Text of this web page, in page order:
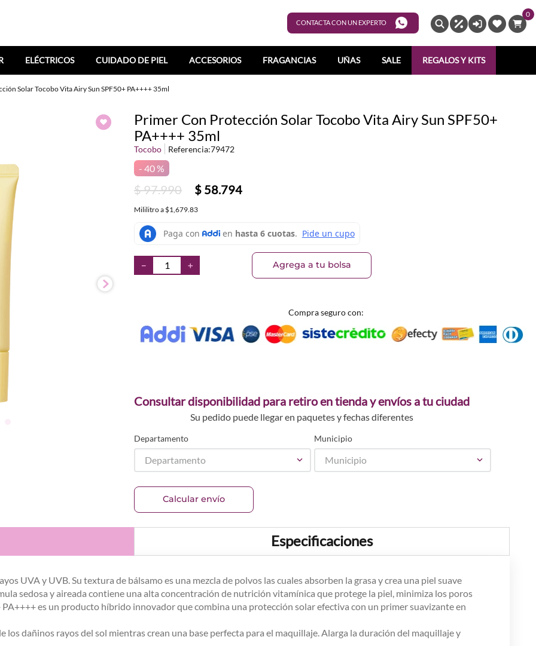
CONTACTA CON UN EXPERTO
0
ELÉCTRICOS CUIDADO DE PIEL ACCESORIOS FRAGANCIAS UÑAS SALE REGALOS Y KITS
Solar Tocobo Vita Airy Sun SPF50+ PA++++ 35ml
Primer Con Protección Solar Tocobo Vita Airy Sun SPF50+
PA++++ 35ml
Tocobo Referencia:79472
40 %
$97.990 $ 58.794
Mililitroa $1,679.83
＋
－ Agrega a tu bolsa
Compra seguro con:
Consultar disponibilidad para retiro en tienda y envíos a tu ciudad
Su pedido puede llegar en paquetes y fechas diferentes
Departamento
Departamento
Municipio
Municipio
Calcular envío
Especificaciones
UVA y UVB. Su textura de bálsamo es una mezcla de polvos las cuales absorben la grasa y crea una piel suave
sedosa y aireada contiene una alta concentración de nutrición vitamínica que protege la piel, minimiza los poros
es un producto híbrido innovador que combina una protección solar efectiva con un primer suavizante en
los dañinos rayos del sol mientras crean una base perfecta para el maquillaje. Alarga la duración del maquillaje y